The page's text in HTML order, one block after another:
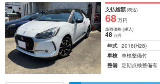
支払総額(税込)
68万円
車両価格(税込)
48万円
年式 2016(H28)
車検 車検整備付
整備 定期点検整備有